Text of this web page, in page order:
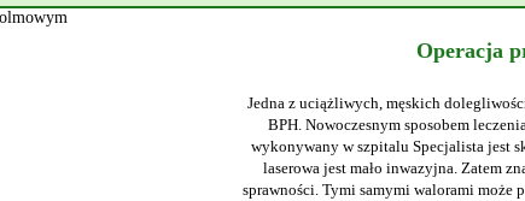
Operacja
Jedna z uciążliwych, męskich
BPH. Nowoczesnym sposobem
wykonywany w szpitalu Specjalista jest
laserowa jest mało inwazyjna. Zatem
sprawności. Tymi samymi walorami